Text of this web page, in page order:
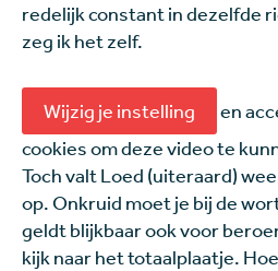
redelijk constant in dezelfde
zeg ik het zelf.
Wijzig je instelling
en
cookies om deze video te
Toch valt Loed (uiteraard)
op. Onkruid moet je bij de
geldt blijkbaar ook voor
kijk naar het totaalplaatje.